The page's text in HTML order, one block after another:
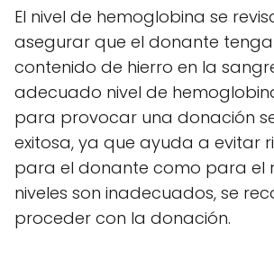
El nivel de hemoglobina se
asegurar que el donante
contenido de hierro en la
adecuado nivel de
para provocar una donación
exitosa, ya que ayuda a evitar
para el donante como para el
niveles son inadecuados, se
proceder con la donación.